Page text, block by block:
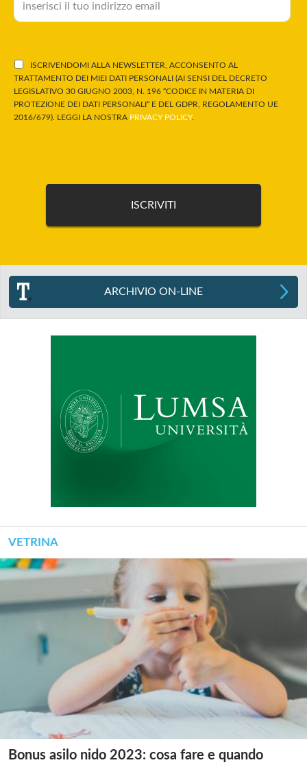
ISCRIVENDOMI ALLA NEWSLETTER, ACCONSENTO AL
TRATTAMENTO DEI MIEI DATI PERSONALI (AI SENSI DEL DECRETO
LEGISLATIVO 30 GIUGNO 2003, N. 196 “CODICE IN MATERIA DI
PROTEZIONE DEI DATI PERSONALI” E DEL GDPR, REGOLAMENTO UE
2016/679). LEGGI LA NOSTRA PRIVACY POLICY.
ARCHIVIO ON-LINE
VETRINA
Bonus asilo nido 2023: cosa fare e quando